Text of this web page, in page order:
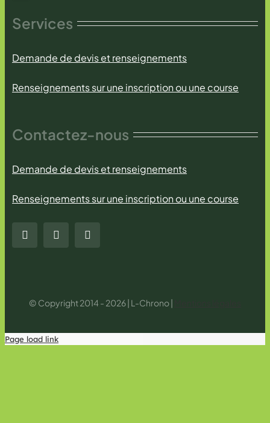
Services
Demande de devis et renseignements
Renseignements sur une inscription ou une course
Contactez-nous
Demande de devis et renseignements
Renseignements sur une inscription ou une course
© Copyright 2014 - 2026 | L-Chrono |
Page load link